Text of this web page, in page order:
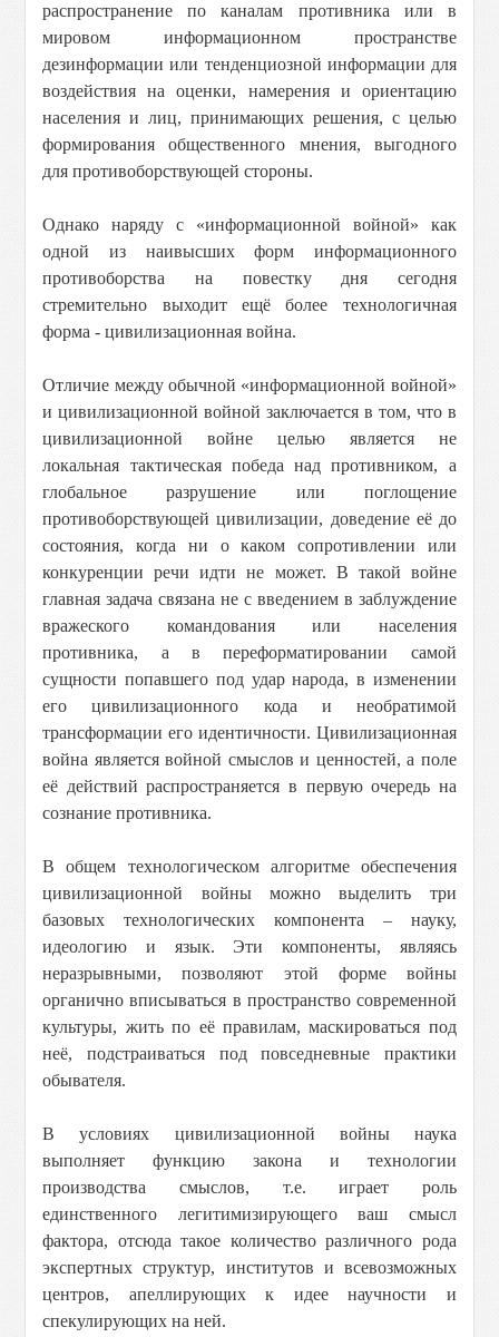
распространение по каналам противника или в
мировом информационном пространстве
дезинформации или тенденциозной информации для
воздействия на оценки, намерения и ориентацию
населения и лиц, принимающих решения, с целью
формирования общественного мнения, выгодного
для противоборствующей стороны.
Однако наряду с «информационной войной» как
одной из наивысших форм информационного
противоборства на повестку дня сегодня
стремительно выходит ещё более технологичная
форма - цивилизационная война.
Отличие между обычной «информационной войной»
и цивилизационной войной заключается в том, что в
цивилизационной войне целью является не
локальная тактическая победа над противником, а
глобальное разрушение или поглощение
противоборствующей цивилизации, доведение её до
состояния, когда ни о каком сопротивлении или
конкуренции речи идти не может. В такой войне
главная задача связана не с введением в заблуждение
вражеского командования или населения
противника, а в переформатировании самой
сущности попавшего под удар народа, в изменении
его цивилизационного кода и необратимой
трансформации его идентичности. Цивилизационная
война является войной смыслов и ценностей, а поле
её действий распространяется в первую очередь на
сознание противника.
В общем технологическом алгоритме обеспечения
цивилизационной войны можно выделить три
базовых технологических компонента – науку,
идеологию и язык. Эти компоненты, являясь
неразрывными, позволяют этой форме войны
органично вписываться в пространство современной
культуры, жить по её правилам, маскироваться под
неё, подстраиваться под повседневные практики
обывателя.
В условиях цивилизационной войны наука
выполняет функцию закона и технологии
производства смыслов, т.е. играет роль
единственного легитимизирующего ваш смысл
фактора, отсюда такое количество различного рода
экспертных структур, институтов и всевозможных
центров, апеллирующих к идее научности и
спекулирующих на ней.